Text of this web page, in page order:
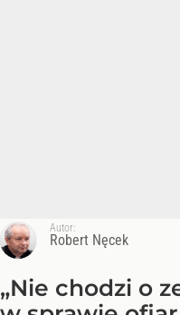
Autor:
Robert Nęcek
„Nie chodzi o